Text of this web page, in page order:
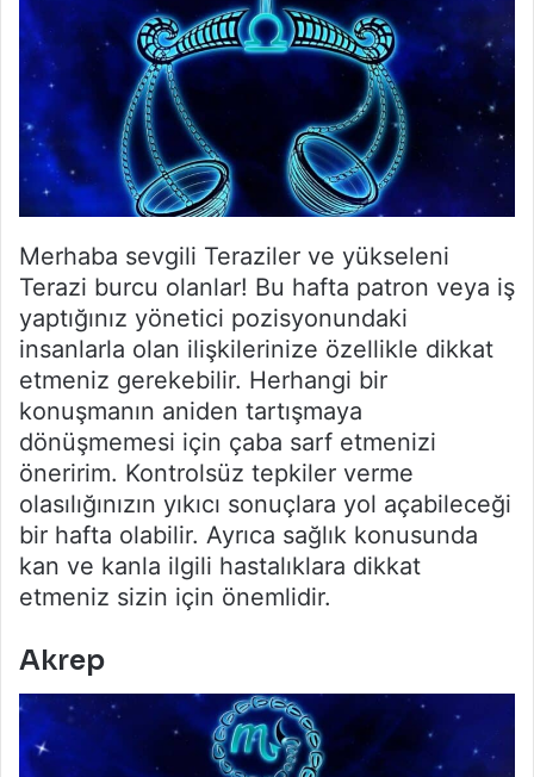
Merhaba sevgili Teraziler ve yükseleni
Terazi burcu olanlar! Bu hafta patron veya iş
yaptığınız yönetici pozisyonundaki
insanlarla olan ilişkilerinize özellikle dikkat
etmeniz gerekebilir. Herhangi bir
konuşmanın aniden tartışmaya
dönüşmemesi için çaba sarf etmenizi
öneririm. Kontrolsüz tepkiler verme
olasılığınızın yıkıcı sonuçlara yol açabileceği
bir hafta olabilir. Ayrıca sağlık konusunda
kan ve kanla ilgili hastalıklara dikkat
etmeniz sizin için önemlidir.
Akrep